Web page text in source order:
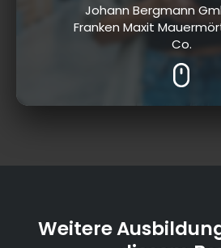
Johann Bergmann
Franken Maxit
Co.
Weitere